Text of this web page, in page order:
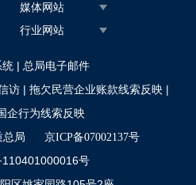
媒体网站
行业网站
统 | 总局电子邮件
访 | 拖欠民营企业账款线索反映 |
企行为线索反映
总局 京ICP备07002137号
110401000016号